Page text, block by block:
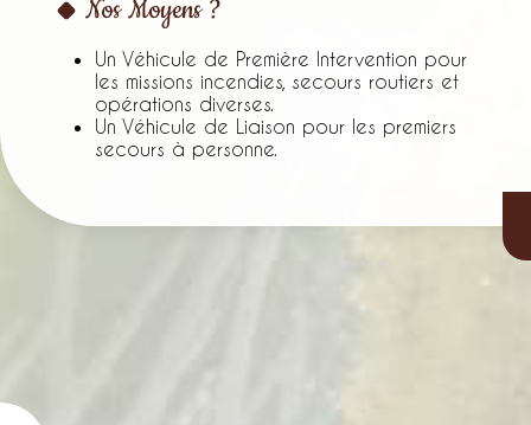
Nos Moyens ?
Un Véhicule de Première Intervention pour
les missions incendies, secours routiers et
opérations diverses.
Un Véhicule de Liaison pour les premiers
secours à personne.